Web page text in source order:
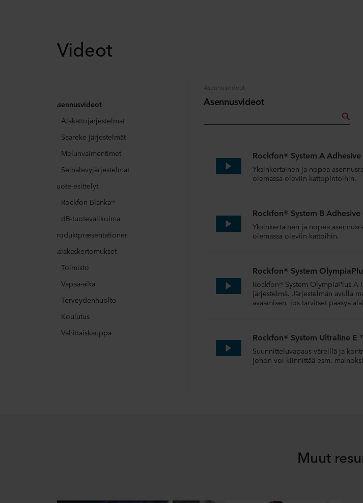
Videot
Asennusvideot
Alakattojärjestelmät
Saareke järjestelmät
Melunvaimentimet
Seinälevyjärjestelmät
Tuote-esittelyt
Rockfon Blanka®
dB-tuotevalikoima
Produktpræsentationer
Asiakaskertomukset
Toimisto
Vapaa-aika
Terveydenhuolto
Koulutus
Vähittäiskauppa
Asennusvideot
Asennusvideot
Rockfon® System A
Yksinkertainen ja nopea
olemassa oleviin kattopintoihin.
Rockfon® System B
Yksinkertainen ja nopea
olemassa oleviin kattoihin.
Rockfon® System
Rockfon® System OlympiaPlus
järjestelmä. Järjestelmän avulla
avaamisen, jos tarvitset pääsyä
Rockfon® System Ultraline
Suunnitteluvapaus väreillä ja
johon voi kiinnittää esm.
Rockfon® System T24 X ™ |
Alakatto ratkaisu jolla on tyylikäs
Muut